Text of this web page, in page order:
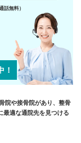
無料）
！
院や接骨院があり、整骨
最適な通院先を見つける